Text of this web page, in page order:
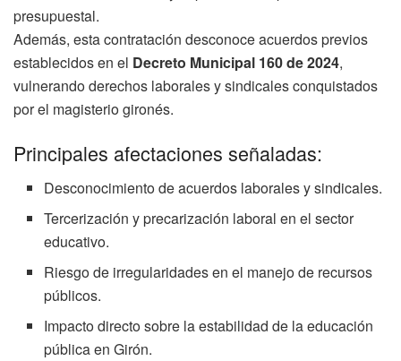
presupuestal.
Además, esta contratación desconoce acuerdos previos
establecidos en el Decreto Municipal 160 de 2024,
vulnerando derechos laborales y sindicales conquistados
por el magisterio gironés.
Principales afectaciones señaladas:
Desconocimiento de acuerdos laborales y sindicales.
Tercerización y precarización laboral en el sector
educativo.
Riesgo de irregularidades en el manejo de recursos
públicos.
Impacto directo sobre la estabilidad de la educación
pública en Girón.